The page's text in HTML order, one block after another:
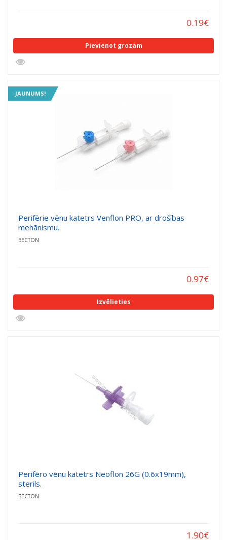
0.19€
Pievienot grozam
JAUNUMS!
Perifērie vēnu katetrs Venflon PRO, ar drošības
mehānismu.
BECTON
0.97€
Izvēlieties
Perifēro vēnu katetrs Neoflon 26G (0.6x19mm),
sterils.
BECTON
1.90€